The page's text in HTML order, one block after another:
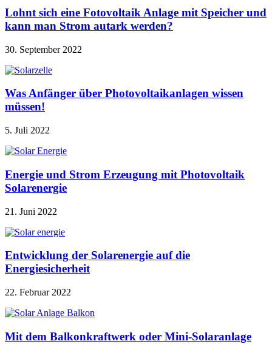
Lohnt sich eine Fotovoltaik Anlage mit Speicher und
kann man Strom autark werden?
30. September 2022
Was Anfänger über Photovoltaikanlagen wissen
müssen!
5. Juli 2022
Energie und Strom Erzeugung mit Photovoltaik
Solarenergie
21. Juni 2022
Entwicklung der Solarenergie auf die
Energiesicherheit
22. Februar 2022
Mit dem Balkonkraftwerk oder Mini-Solaranlage